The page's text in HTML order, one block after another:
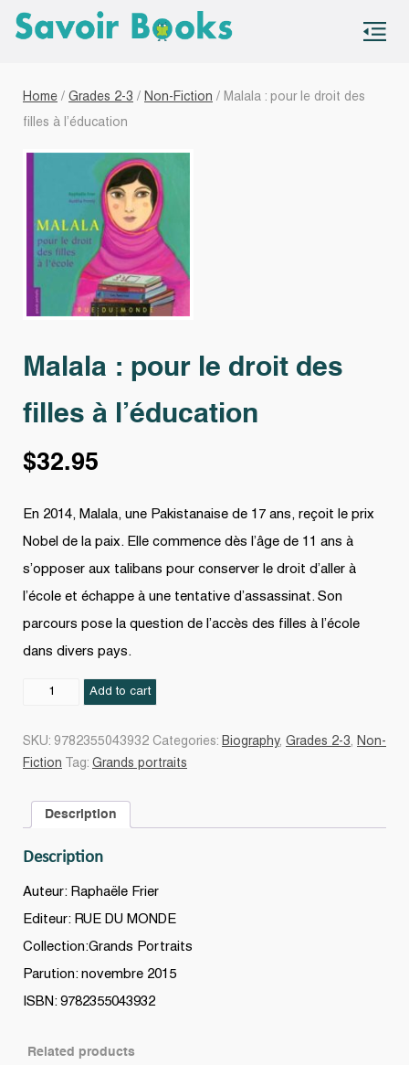
Home / Grades 2-3 / Non-Fiction / Malala : pour le droit des
filles à l’éducation
Malala : pour le droit des
filles à l’éducation
$32.95
En 2014, Malala, une Pakistanaise de 17 ans, reçoit le prix
Nobel de la paix. Elle commence dès l’âge de 11 ans à
s’opposer aux talibans pour conserver le droit d’aller à
l’école et échappe à une tentative d’assassinat. Son
parcours pose la question de l’accès des filles à l’école
dans divers pays.
Malala
filles
l'éducation
quantity
Add to cart
SKU: 9782355043932 Categories: Biography, Grades 2-3, Non-
Fiction
Tag: Grands portraits
Description
Description
Auteur: Raphaële Frier
Editeur: RUE DU MONDE
Collection:Grands Portraits
Parution: novembre 2015
ISBN: 9782355043932
Related products